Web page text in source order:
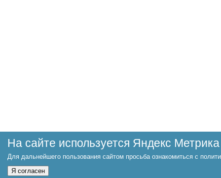
На сайте используется Яндекс Метрика
Для дальнейшего пользования сайтом просьба ознакомиться с
Я согласен